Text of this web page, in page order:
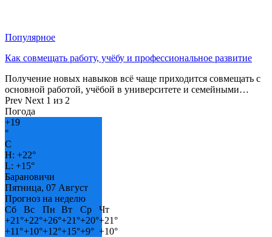
Популярное
Как совмещать работу, учёбу и профессиональное развитие
Получение новых навыков всё чаще приходится совмещать с
основной работой, учёбой в университете и семейными…
Prev Next 1 из 2
Погода
+19
°
C
H: +22°
L: +15°
Барановичи
Пятница, 07 Август
Прогноз на неделю
Сб
Вс Пн Вт Ср
Чт
+21°+22°+26°+21°+20°+21°
+11°+10°+12°+15°+9° +10°